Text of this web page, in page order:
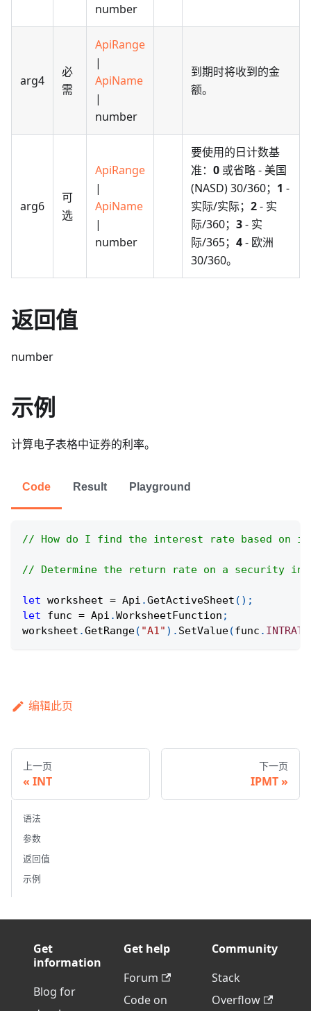
number
arg4
必
需
ApiRange
|
ApiName
|
number
到期时将收到的金
额。
arg6
可
选
ApiRange
|
ApiName
|
number
要使用的日计数基
准： 0 或省略 - 美国
(NASD) 30/360； 1 -
实际/实际； 2- 实
际/360； 3- 实
际/365； 4- 欧洲
30/360。
返回值
number
示例
计算电子表格中证券的利率。
Code Result Playground
// How do I find the interest rate based on
// Determine the return rate on a security
let worksheet = Api .GetActiveSheet ( ) ;
let func = Api .WorksheetFunction ;
worksheet .GetRange( "A1" ) . SetValue(func . INTRATE
编辑此页
上一页
INT
下一页
IPMT
语法
参数
返回值
示例
Get
information
Blog for
Get help
Forum
Code on
Community
Stack
Overflow